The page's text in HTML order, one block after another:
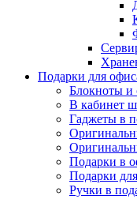
Подарки для
Блокноты и
В кабинет
Гаджеты в
Подарки в
Подарки
Ручки в